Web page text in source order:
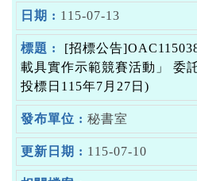
115-07-13
[招標公告
載具實作示範競賽活動」 委
投標日115年7月27日)
秘書室
115-07-10